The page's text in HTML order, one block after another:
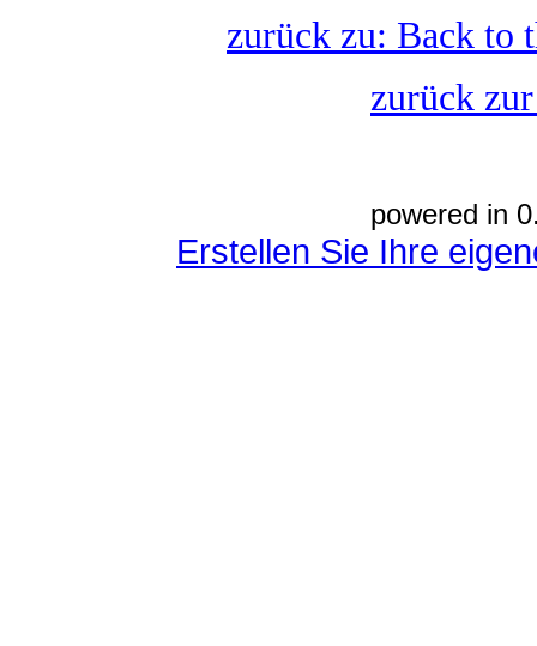
zurück zu: Back to
zurück
powered in
Erstellen Sie Ihre